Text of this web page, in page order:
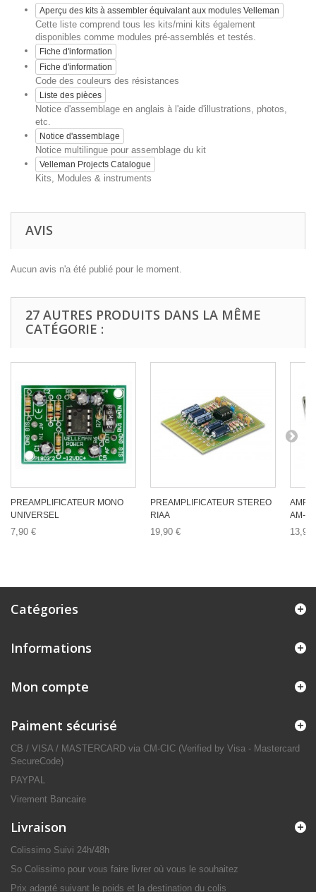
Aperçu des kits à assembler équivalant aux modules Velleman
Cette liste comprend tous les kits/mini kits également
disponibles comme modules pré-assemblés et testés.
Fiche d'information
Fiche d'information
Code des couleurs des résistances
Liste des pièces
Notice d'assemblage en anglais à l'aide d'illustrations, photos,
etc.
Notice d'assemblage
Notice multilingue pour assemblage du kit
Velleman Projects Catalogue
Kits, Modules & instruments
AVIS
Aucun avis n'a été publié pour le moment.
27 AUTRES PRODUITS DANS LA MÊME
CATÉGORIE :
PREAMPLIFICATEUR MONO
UNIVERSEL
7,90 €
PREAMPLIFICATEUR STEREO
RIAA
19,90 €
AM-
13,90
Catégories
Informations
Mon compte
Paiment sécurisé
CB / VISA / MASTERCARD via CM-CIC (Verified by Visa - Mastercard
SecureCode)
PAYPAL
Virement Bancaire
Livraison
Colissimo Suivi 24h/48h
So Colissimo pour vous faire livrer où vous le souhaitez
Prix adapté suivant le poids et la destination du colis